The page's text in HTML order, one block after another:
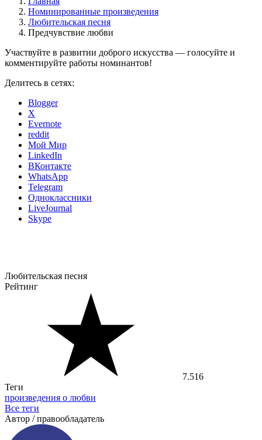
Номинированные произведения
Любительская песня
Предчувствие любви
Участвуйте в развитии доброго искусства — голосуйте и
комментируйте работы номинантов!
Делитесь в сетях:
Blogger
X
Evernote
reddit
Мой Мир
LinkedIn
ВКонтакте
WhatsApp
Telegram
Одноклассники
LiveJournal
Skype
Любительская песня
Рейтинг
7.516
Теги
произведения о любви
Все теги
Автор / правообладатель